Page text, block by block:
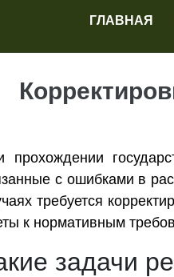
ГЛАВНАЯ
прохождении
с ошибками в
требуется
к нормативным
задачи